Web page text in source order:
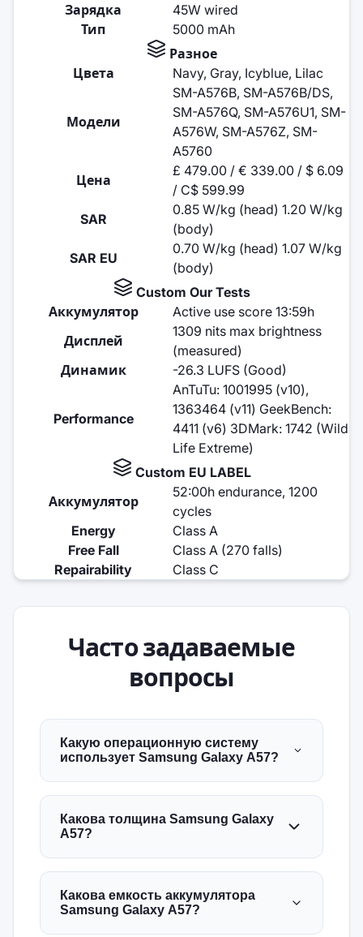
Зарядка
45W wired
Тип
5000 mAh
Разное
Цвета
Navy, Gray, Icyblue, Lilac
Модели
SM-A576B, SM-A576B/DS,
SM-A576Q, SM-A576U1, SM-
A576W, SM-A576Z, SM-
A5760
Цена
£ 479.00 / € 339.00 / $ 6.09
/ C$ 599.99
SAR
0.85 W/kg (head) 1.20 W/kg
(body)
SAR EU
0.70 W/kg (head) 1.07 W/kg
(body)
Custom Our Tests
Аккумулятор
Active use score 13:59h
Дисплей
1309 nits max brightness
(measured)
Динамик
-26.3 LUFS (Good)
Performance
AnTuTu: 1001995 (v10),
1363464 (v11) GeekBench:
4411 (v6) 3DMark: 1742 (Wild
Life Extreme)
Custom EU LABEL
Аккумулятор
52:00h endurance, 1200
cycles
Energy
Class A
Free Fall
Class A (270 falls)
Repairability
Class C
Часто задаваемые
вопросы
Какую операционную систему
использует Samsung Galaxy A57?
Какова толщина Samsung Galaxy
A57?
Какова емкость аккумулятора
Samsung Galaxy A57?